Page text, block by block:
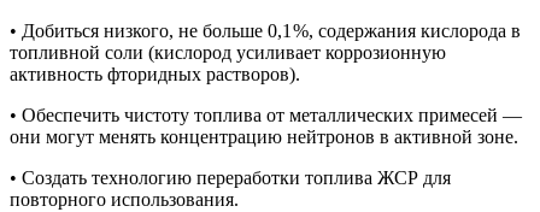
• Добиться низкого, не больше 0,1 %, содержания кислорода в
топливной соли (кислород усиливает коррозионную
активность фторидных растворов).
• Обеспечить чистоту топлива от металлических примесей — ​
они могут менять концентрацию нейтронов в активной зоне.
• Создать технологию переработки топлива ЖСР для
повторного использования.